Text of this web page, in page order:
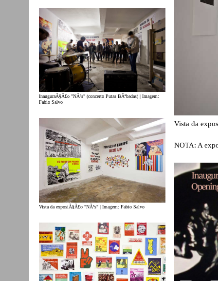
InauguraÃ§Ã£o "NÃ³s" (concerto Putas BÃªbadas) | Imagem:
Fabio Salvo
Vista da exposiÃ§Ã£o "NÃ³s" | Imagem: Fabio Salvo
Vista da
NOTA: A